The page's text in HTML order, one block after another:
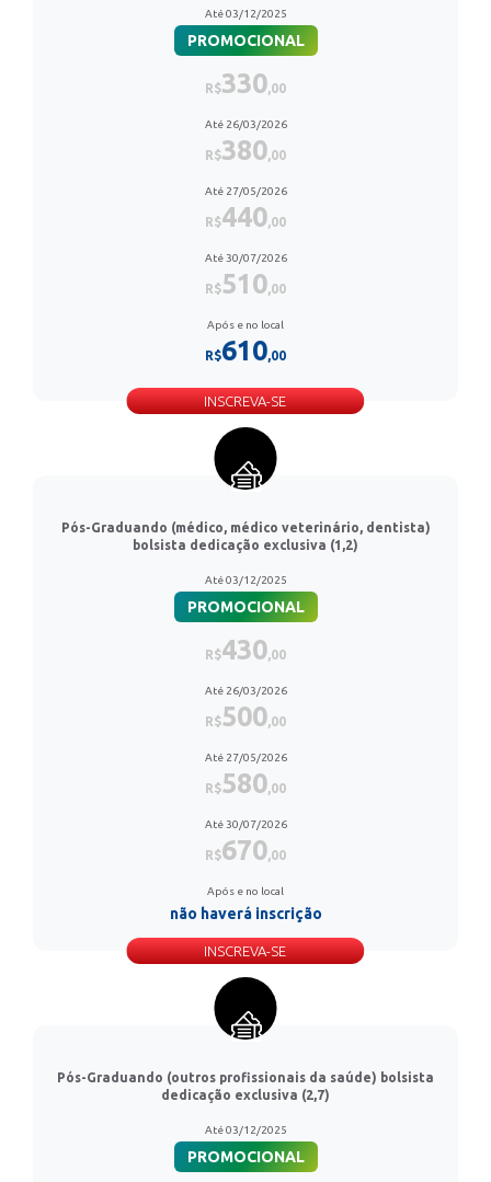
Até 03/12/2025
PROMOCIONAL
R$330,00
Até 26/03/2026
R$380,00
Até 27/05/2026
R$440,00
Até 30/07/2026
R$510,00
Após e no local
R$610,00
INSCREVA-SE
Pós-Graduando (médico, médico veterinário, dentista)
bolsista dedicação exclusiva (1,2)
Até 03/12/2025
PROMOCIONAL
R$430,00
Até 26/03/2026
R$500,00
Até 27/05/2026
R$580,00
Até 30/07/2026
R$670,00
Após e no local
não haverá inscrição
INSCREVA-SE
Pós-Graduando (outros profissionais da saúde) bolsista
dedicação exclusiva (2,7)
Até 03/12/2025
PROMOCIONAL